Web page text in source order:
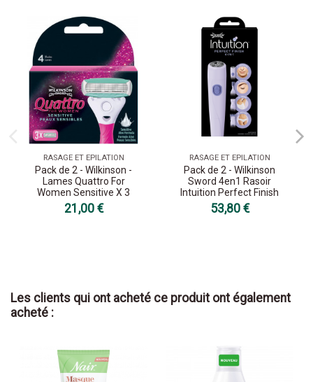
RASAGE ET EPILATION
Pack de 2 - Wilkinson -
Lames Quattro For
Women Sensitive X 3
21,00 €
RASAGE ET EPILATION
Pack de 2 - Wilkinson
Sword 4en1 Rasoir
Intuition Perfect Finish
53,80 €
Les clients qui ont acheté ce produit ont également
acheté :